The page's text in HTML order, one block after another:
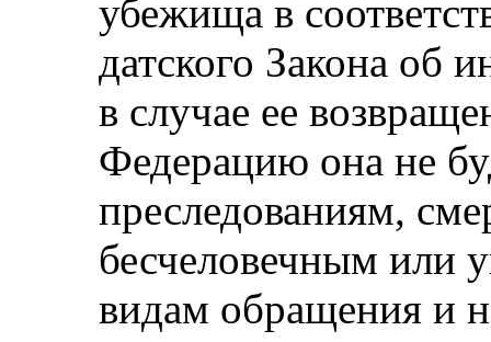
убежища в
датского Закона об
в случае ее
Федерацию она не
преследованиям,
бесчеловечным или
видам обращения и